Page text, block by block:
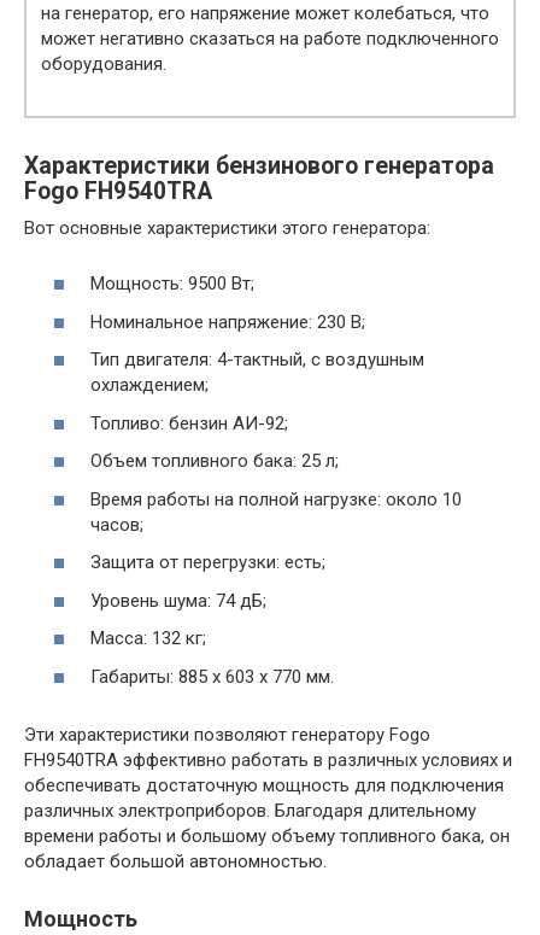
на генератор, его напряжение может колебаться, что
может негативно сказаться на работе подключенного
оборудования.
Характеристики бензинового генератора
Fogo FH9540TRA
Вот основные характеристики этого генератора:
Мощность: 9500 Вт;
Номинальное напряжение: 230 В;
Тип двигателя: 4-тактный, с воздушным
охлаждением;
Топливо: бензин АИ-92;
Объем топливного бака: 25 л;
Время работы на полной нагрузке: около 10
часов;
Защита от перегрузки: есть;
Уровень шума: 74 дБ;
Масса: 132 кг;
Габариты: 885 х 603 х 770 мм.
Эти характеристики позволяют генератору Fogo
FH9540TRA эффективно работать в различных условиях и
обеспечивать достаточную мощность для подключения
различных электроприборов. Благодаря длительному
времени работы и большому объему топливного бака, он
обладает большой автономностью.
Мощность